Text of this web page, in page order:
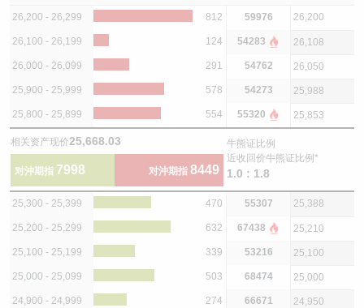
26,200 - 26,299 812 59976 26,200
26,100 - 26,199 124 54283 26,108
26,000 - 26,099 291 54762 26,050
25,900 - 25,999 578 54273 25,988
25,800 - 25,899 554 55320 25,853
相关资产现价25,668.03
对沖期指 7998 对沖期指 8449
牛熊证比例
近收回价牛熊证比例*
1.0 : 1.8
25,300 - 25,399 470 55307 25,388
25,200 - 25,299 632 67438 25,210
25,100 - 25,199 339 53216 25,100
25,000 - 25,099 503 68474 25,000
24,900 - 24,999 274 66671 24,950